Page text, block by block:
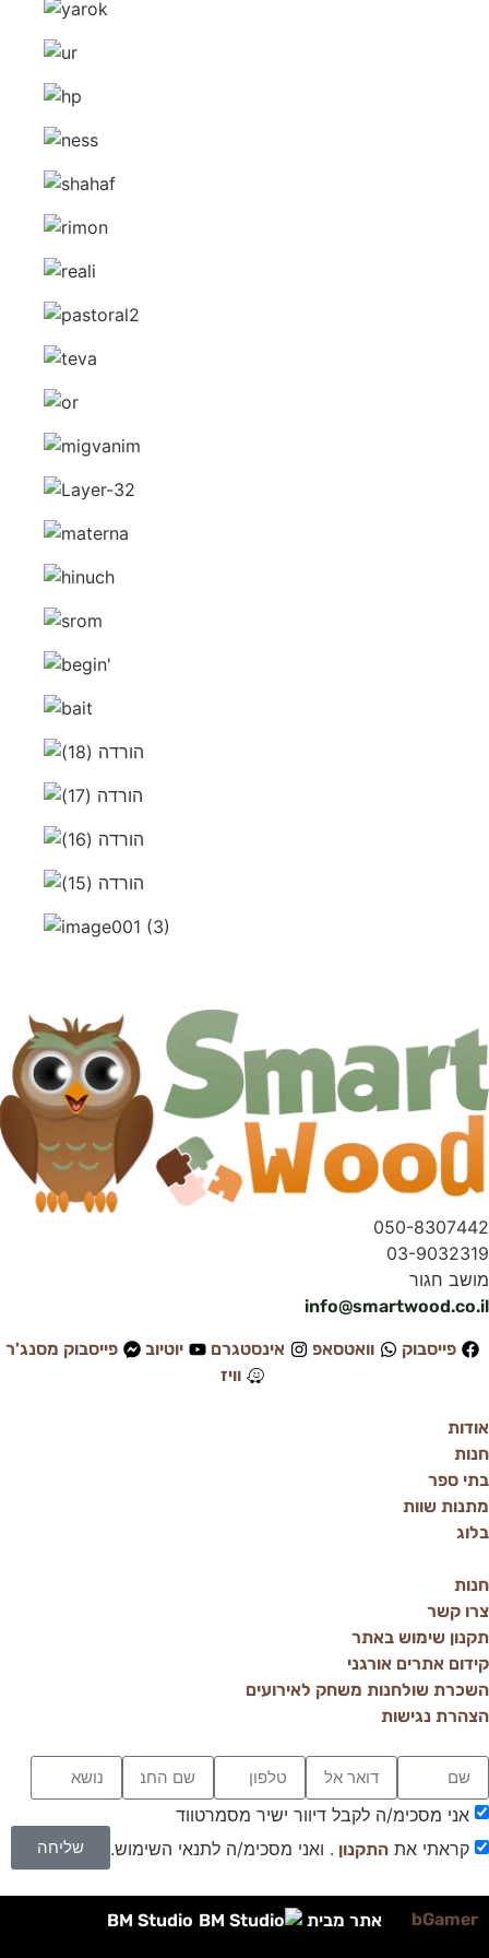
050-8307442
03-9032319
מושב חגור
info@smartwood.co.il
פייסבוק וואטסאפ אינסטגרם יוטיוב
פייסבוק מסנג'ר
וויז
אודות
חנות
בתי ספר
מתנות שוות
בלוג
חנות
צרו קשר
תקנון שימוש באתר
קידום אתרים אורגני
השכרת שולחנות משחק לאירועים
הצהרת נגישות
אני מסכימ/ה לקבל דיוור ישיר מסמרטווד
קראתי את התקנון . ואני מסכימ/ה לתנאי השימוש. שליחה
אתר מבית BM Studio bGamer